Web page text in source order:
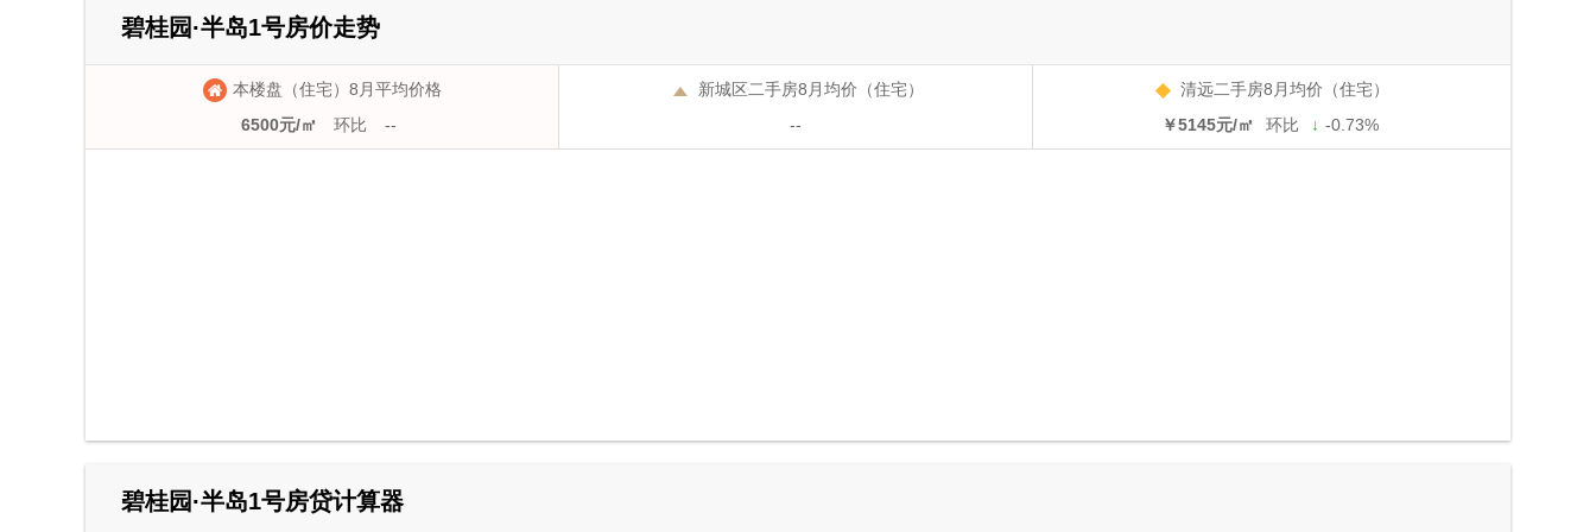
碧桂园·半岛1号房价走势
本楼盘（住宅）8月平均价格
6500元/㎡
环比 --
新城区二手房8月均价（住宅）
--
清远二手房8月均价（住宅）
￥5145元/㎡
环比 ↓ -0.73%
碧桂园·半岛1号房贷计算器